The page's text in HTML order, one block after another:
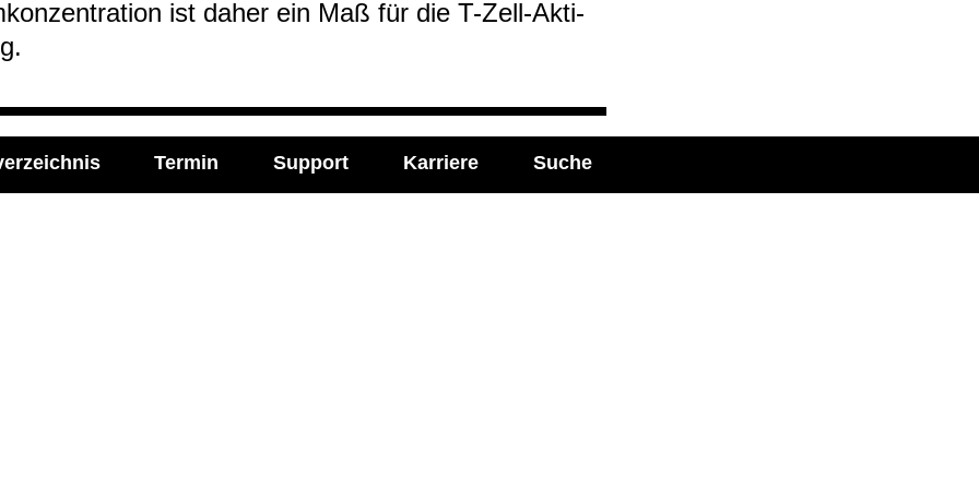
Termin Support Karriere Suche
ist daher ein Maß für die T-​Zell-​Akti­